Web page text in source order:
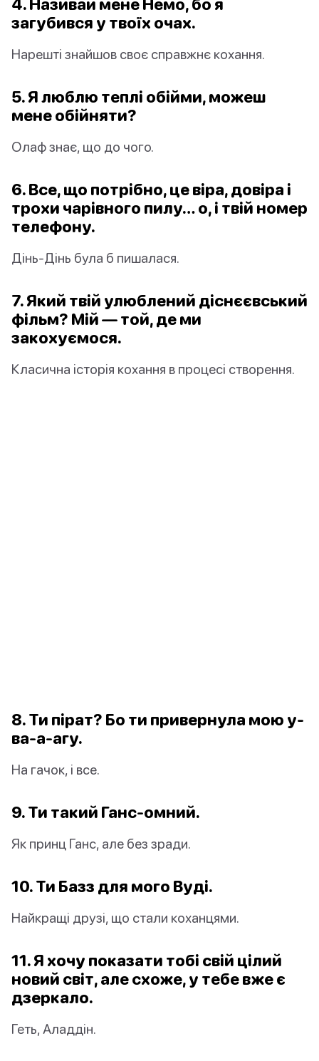
4. Називай мене Немо, бо я
загубився у твоїх очах.
Нарешті знайшов своє справжнє кохання.
5. Я люблю теплі обійми, можеш
мене обійняти?
Олаф знає, що до чого.
6. Все, що потрібно, це віра, довіра і
трохи чарівного пилу… о, і твій номер
телефону.
Дінь-Дінь була б пишалася.
7. Який твій улюблений діснєєвський
фільм? Мій — той, де ми
закохуємося.
Класична історія кохання в процесі створення.
8. Ти пірат? Бо ти привернула мою у-
ва-а-агу.
На гачок, і все.
9. Ти такий Ганс-омний.
Як принц Ганс, але без зради.
10. Ти Базз для мого Вуді.
Найкращі друзі, що стали коханцями.
11. Я хочу показати тобі свій цілий
новий світ, але схоже, у тебе вже є
дзеркало.
Геть, Аладдін.